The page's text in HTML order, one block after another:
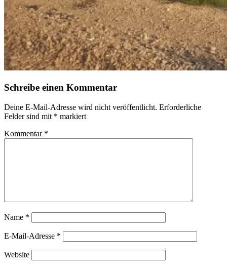
Schreibe einen Kommentar
Deine E-Mail-Adresse wird nicht veröffentlicht. Erforderliche
Felder sind mit * markiert
Kommentar *
Name *
E-Mail-Adresse *
Website